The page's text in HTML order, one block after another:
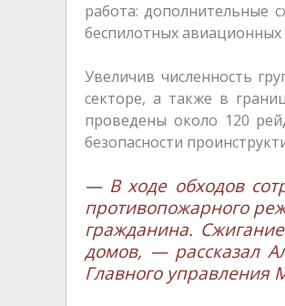
работа: дополнительные
беспилотных авиационных
Увеличив численность
секторе, а также в
проведены около 120
безопасности
— В ходе обходов
противопожарного
гражданина.
домов, — рассказал
Главного управления